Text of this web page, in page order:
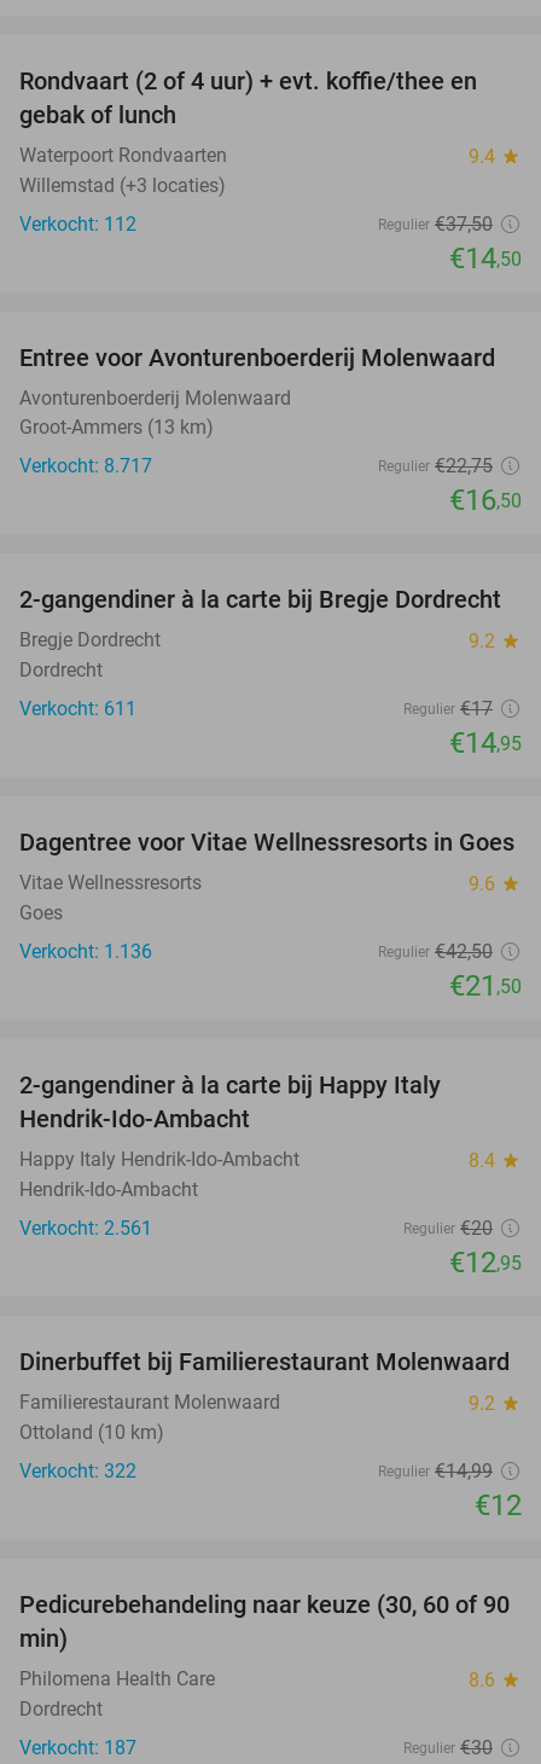
61%
Rondvaart (2 of 4 uur) + evt. koffie/thee en
gebak of lunch
Waterpoort Rondvaarten 9.4 star
Willemstad (+3 locaties)
Verkocht: 112
Regulier €37,50
€14,50
27%
Entree voor Avonturenboerderij Molenwaard
Avonturenboerderij Molenwaard
Groot-Ammers (13 km)
Verkocht: 8.717
Regulier €22,75
€16,50
12%
2-gangendiner à la carte bij Bregje Dordrecht
Bregje Dordrecht 9.2 star
Dordrecht
Verkocht: 611
Regulier €17
€14,95
49%
Dagentree voor Vitae Wellnessresorts in Goes
Vitae Wellnessresorts 9.6 star
Goes
Verkocht: 1.136
Regulier €42,50
€21 ,50
2-gangendiner à la carte bij Happy Italy
Hendrik-Ido-Ambacht
Happy Italy Hendrik-Ido-Ambacht 8.4 star
Hendrik-Ido-Ambacht
Verkocht: 2.561
Regulier €20
€12,95
20%
Dinerbuffet bij Familierestaurant Molenwaard
Familierestaurant Molenwaard 9.2 star
Ottoland (10 km)
Verkocht: 322
Regulier €14,99
€12
53%
Pedicurebehandeling naar keuze (30, 60 of 90
min)
Philomena Health Care 8.6 star
Dordrecht
Verkocht: 187
Regulier €30